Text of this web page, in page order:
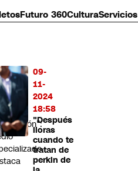
Futuro 360CulturaServicios
09-
11-
2024
18:58
"Después
lloras
cuando te
tratan de
perkin de